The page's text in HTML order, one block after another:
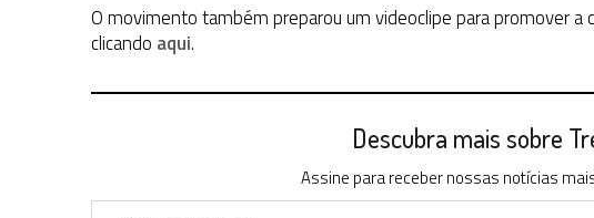
O movimento também preparou um videoclipe para promover
clicando aqui.
Descubra mais sobre
Assine para receber nossas notícias
Digite seu e-mail…